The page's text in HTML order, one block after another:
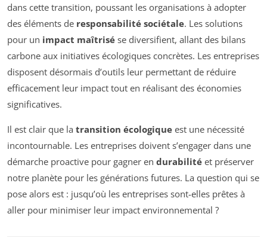
dans cette transition, poussant les organisations à adopter
des éléments de responsabilité sociétale. Les solutions
pour un impact maîtrisé se diversifient, allant des bilans
carbone aux initiatives écologiques concrètes. Les entreprises
disposent désormais d’outils leur permettant de réduire
efficacement leur impact tout en réalisant des économies
significatives.
Il est clair que la transition écologique est une nécessité
incontournable. Les entreprises doivent s’engager dans une
démarche proactive pour gagner en durabilité et préserver
notre planète pour les générations futures. La question qui se
pose alors est : jusqu’où les entreprises sont-elles prêtes à
aller pour minimiser leur impact environnemental ?